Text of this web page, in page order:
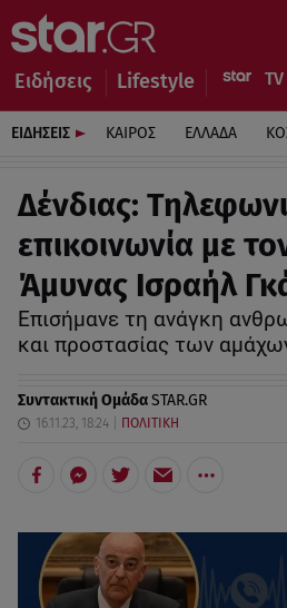
Ειδήσεις Lifestyle
ΕΙΔΗΣΕΙΣ ΚΑΙΡΟΣ ΕΛΛΑΔΑ
Δένδιας:
επικοινωνία με
Άμυνας Ισραήλ
Επισήμανε τη ανάγκη
και προστασίας των
Συντακτική ΟμάδαSTAR.GR
16.11.23, 18:24 ΠΟΛΙΤΙΚΗ